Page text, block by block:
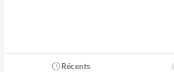
Récents